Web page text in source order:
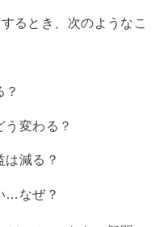
るとき、次のようなこ
変わる？
は減る？
…なぜ？